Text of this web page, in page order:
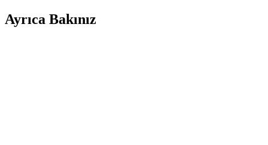
Ayrıca Bakınız